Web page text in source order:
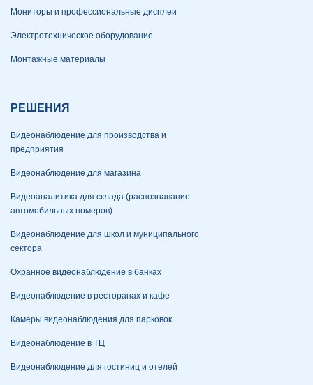
Мониторы и профессиональные дисплеи
Электротехническое оборудование
Монтажные материалы
РЕШЕНИЯ
Видеонаблюдение для производства и
предприятия
Видеонаблюдение для магазина
Видеоаналитика для склада (распознавание
автомобильных номеров)
Видеонаблюдение для школ и муниципального
сектора
Охранное видеонаблюдение в банках
Видеонаблюдение в ресторанах и кафе
Камеры видеонаблюдения для парковок
Видеонаблюдение в ТЦ
Видеонаблюдение для гостиниц и отелей